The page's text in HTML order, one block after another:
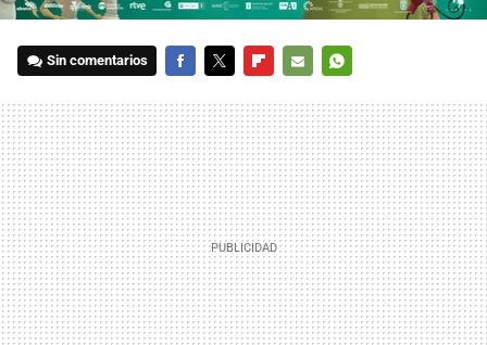
Sin comentarios
MAIL